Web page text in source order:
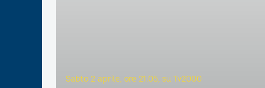
Sabto 2 aprile, ore 21.05, su Tv2000